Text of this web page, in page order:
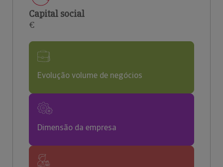
Capital social
€
Evolução volume de negócios
Dimensão da empresa